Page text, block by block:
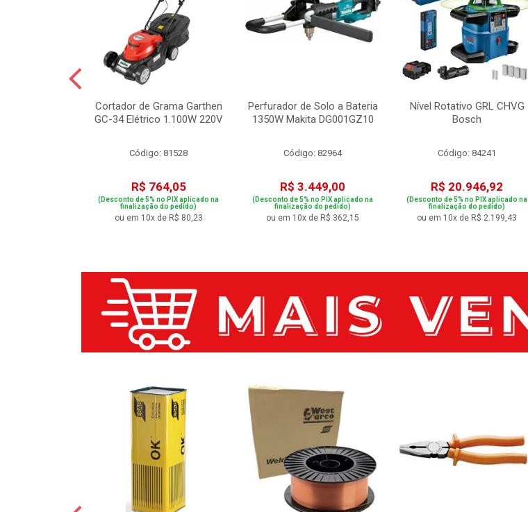
Cortador de Grama Garthen
GC-34 Elétrico 1.100W 220V
Código: 81528
R$ 764,05
(Desconto de 5% no PIX aplicado na
finalização do pedido)
ou em 10x de R$ 80,23
Perfurador de Solo a Bateria
1350W Makita DG001GZ10
Código: 82964
R$ 3.449,00
(Desconto de 5% no PIX aplicado na
finalização do pedido)
ou em 10x de R$ 362,15
Nível Rotativo GRL CHVG
Bosch
Código: 84241
R$ 20.946,92
(Desconto de 5% no PIX aplicado na
finalização do pedido)
ou em 10x de R$ 2.199,43